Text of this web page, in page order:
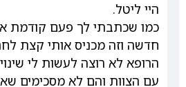
היי ליטל.
כמו שכתבתי לך פעם קודמת
חדשה וזה מכניס אותי קצת
הרופא לא רוצה לעשות לי
עם הצוות והם לא מסכימים